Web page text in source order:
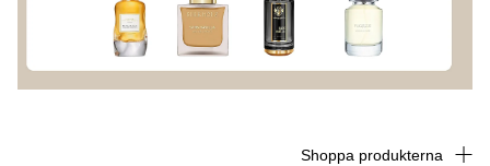
Shoppa produkterna